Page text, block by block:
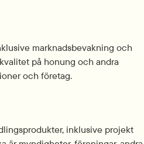
marknadsbevakning och
på honung och andra
och företag.
inklusive projekt